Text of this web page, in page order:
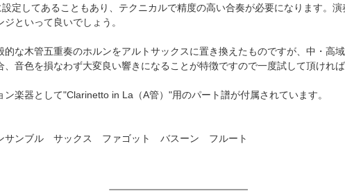
定してあることもあり、テクニカルで精度の高い合奏が必要になります。
といって良いでしょう。
的な木管五重奏のホルンをアルトサックスに置き換えたものですが、中・高
音色を損なわず大変良い響きになることが特徴ですので一度試して頂ければ
ン楽器として"Clarinetto in La（A管）"用のパート譜が付属されています。
ンサンブル サックス ファゴット バスーン フルート